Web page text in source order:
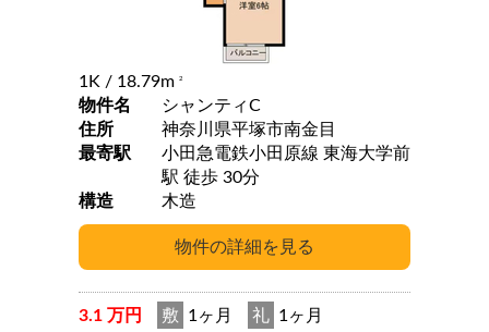
1K / 18.79m 2
物件名
シャンティC
住所
神奈川県平塚市南金目
最寄駅
小田急電鉄小田原線 東海大学前
駅 徒歩 30分
構造
木造
3.1 万円 敷 1ヶ月 礼 1ヶ月